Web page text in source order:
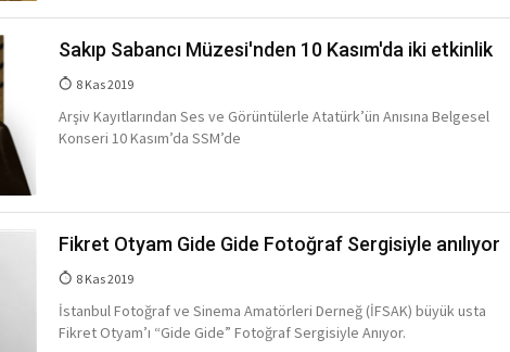
Sakıp Sabancı Müzesi'nden 10 Kasım'da iki etkinlik
8 Kas 2019
Arşiv Kayıtlarından Ses ve Görüntülerle Atatürk’ün Anısına Belgesel
Konseri 10 Kasım’da SSM’de
Fikret Otyam Gide Gide Fotoğraf Sergisiyle anılıyor
8 Kas 2019
İstanbul Fotoğraf ve Sinema Amatörleri Derneğ (İFSAK) büyük usta
Fikret Otyam’ı “Gide Gide” Fotoğraf Sergisiyle Anıyor.